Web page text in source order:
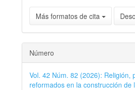
Más formatos de cita
Número
Vol. 42 Núm. 82 (2026):
reformados en la construcción de